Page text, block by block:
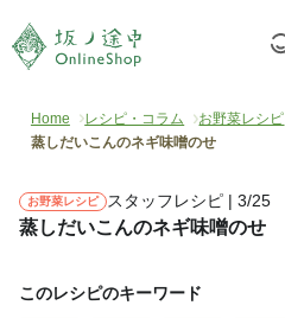
Home レシピ・コラム お野菜レシピ
蒸しだいこんのネギ味噌のせ
お野菜レシピ スタッフレシピ | 3/25
蒸しだいこんのネギ味噌のせ
このレシピのキーワード